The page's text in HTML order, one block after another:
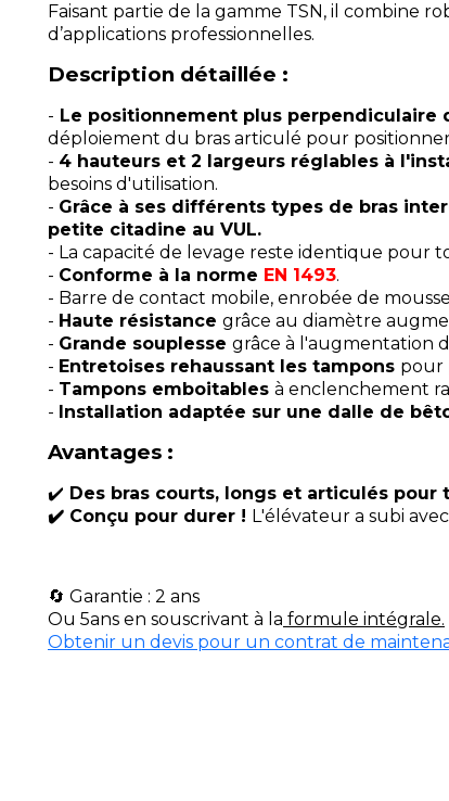
Faisant partie de la gamme TSN, il combine
d’applications professionnelles.
Description détaillée :
- Le positionnement plus perpendiculaire
déploiement du bras articulé pour
- 4 hauteurs et 2 largeurs réglables à
besoins d'utilisation.
- Grâce à ses différents types de bras
petite citadine au VUL.
- La capacité de levage reste identique pour
- Conforme à la norme EN 1493.
- Barre de contact mobile, enrobée de
- Haute résistance grâce au diamètre
- Grande souplesse grâce à l'augmentation
- Entretoises rehaussant les tampons pour
- Tampons emboitables à enclenchement
- Installation adaptée sur une dalle de
Avantages :
✔️ Des bras courts, longs et articulés pour
✔️ Conçu pour durer ! L'élévateur a subi
🔄 Garantie : 2 ans
Ou 5ans en souscrivant à la formule intégrale.
Obtenir un devis pour un contrat de